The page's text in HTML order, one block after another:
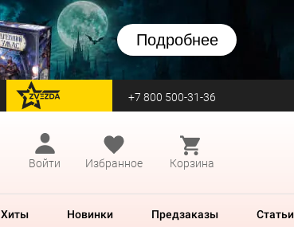
Подробнее
перейти на Zvezda +7 800 500-31-36
Войти
Избранное Корзина
Хиты Новинки Предзаказы Статьи